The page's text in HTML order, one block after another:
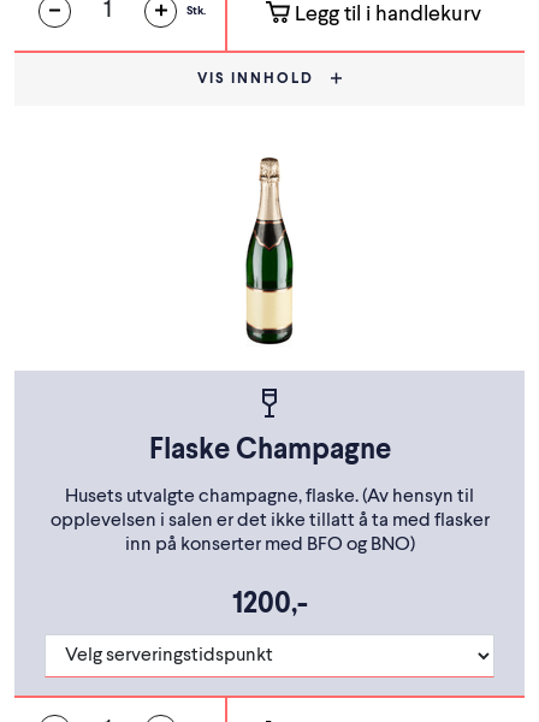
Stk. Legg til i handlekurv
VIS INNHOLD
Flaske Champagne
Husets utvalgte champagne, flaske. (Av hensyn til
opplevelsen i salen er det ikke tillatt å ta med flasker
inn på konserter med BFO og BNO)
1200,-